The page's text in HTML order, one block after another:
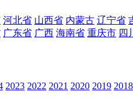
河北省 山西省 内蒙古 辽宁省
广东省 广西 海南省 重庆市 四
2023 2022 2021 2020 2019 2018